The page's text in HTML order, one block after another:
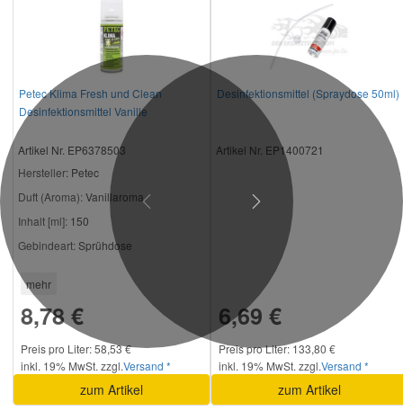
Petec Klima Fresh und Clean
Desinfektionsmittel Vanille
Artikel Nr. EP6378503
Hersteller: Petec
Duft (Aroma): Vanillaroma
Inhalt [ml]: 150
Gebindeart: Sprühdose
mehr
8,78 €
Preis pro Liter: 58,53 €
inkl. 19% MwSt. zzgl.Versand *
zum Artikel
Desinfektionsmittel (Spraydose 50ml)
Artikel Nr. EP1400721
6,69 €
Preis pro Liter: 133,80 €
inkl. 19% MwSt. zzgl.Versand *
zum Artikel
Previous Next